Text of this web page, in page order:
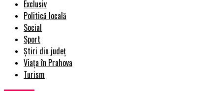
Exclusiv
Politică locală
Social
Sport
Știri din județ
Viața în Prahova
Turism